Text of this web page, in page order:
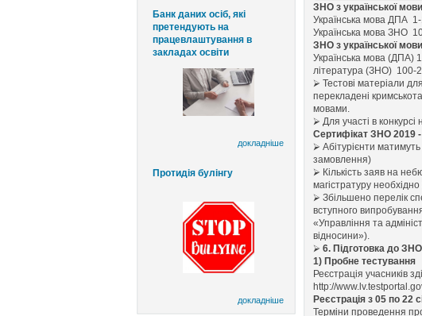
Банк даних осіб, які
претендують на
працевлаштування в
закладах освіти
докладніше
Протидія булінгу
докладніше
ЗНО з української
Українська мова ДПА 1-
Українська мова ЗНО
ЗНО з української
Українська мова (ДПА)
література (ЗНО) 100-
⮚ Тестові матеріали
перекладені
мовами.
⮚ Для участі в
Сертифікат ЗНО 2019
⮚ Абітурієнти
замовлення)
⮚ Кількість заяв на
магістратуру
⮚ Збільшено перелік
вступного
«Управління та
відносини»).
⮚ 6. Підготовка до
1) Пробне тестування
Реєстрація учасників
http://
Реєстрація з 05 по 22
Терміни проведення